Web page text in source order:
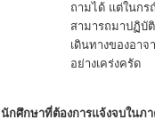
ถามได้ แต่ในกร
สามารถมาปฏิบั
เดินทางของอา
อย่างเคร่งครัด
นักศึกษาที่ต้องการแจ้งจบในภ